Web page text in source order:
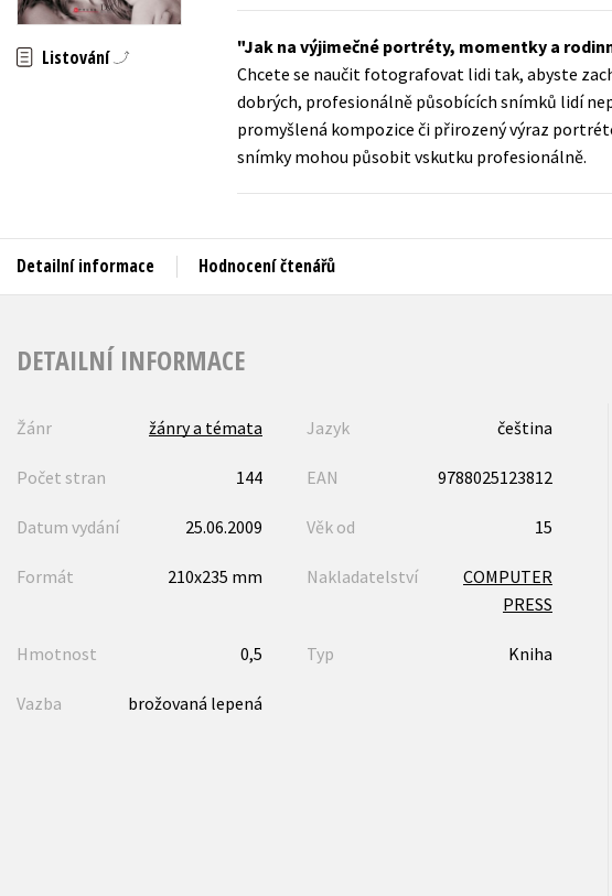
Auto - moto
Beletrie pro děti
Jazyky
Kalendáře
Kariéra a osobní rozvoj
Komiks
Příroda
Všechny tituly
Listování
Jak na výjimečné portréty, momentky a
Chcete se naučit fotografovat lidi tak, abyste
dobrých, profesionálně působících snímků lidí
promyšlená kompozice či přirozený výraz
snímky mohou působit vskutku profesionálně.
Detailní informace Hodnocení čtenářů
DETAILNÍ INFORMACE
Žánr žánry a témata Jazyk čeština
Počet stran 144 EAN 9788025123812
Datum vydání 25.06.2009 Věk od 15
Formát 210x235 mm Nakladatelství
COMPUTER
PRESS
Hmotnost 0,5 Typ Kniha
Vazba brožovaná lepená